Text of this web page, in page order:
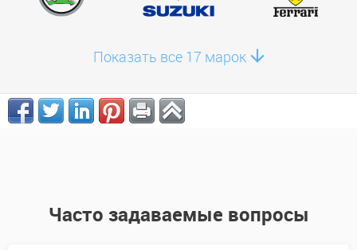
Показать все 17 марок
Часто задаваемые вопросы